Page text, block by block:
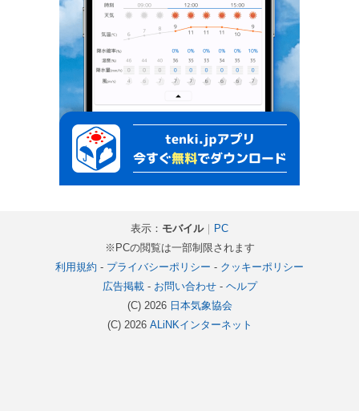
表示： モバイル｜
PC
※PCの閲覧は一部制限されます
利用規約 - プライバシーポリシー - クッキーポリシー
広告掲載- お問い合わせ- ヘルプ
(C) 2026 日本気象協会
(C) 2026 ALiNKインターネット